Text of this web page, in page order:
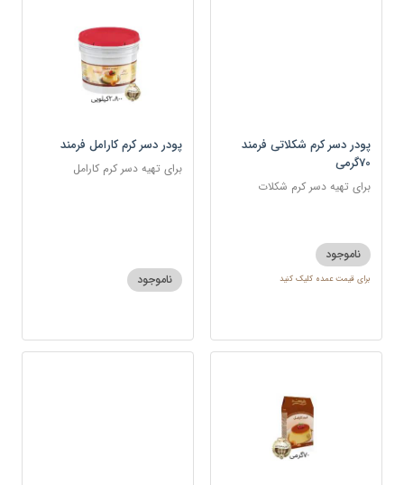
پودر دسر کرم شکلاتی فرمند
70گرمی
برای تهیه دسر کرم شکلات
ناموجود
برای قیمت عمده کلیک کنید
پودر دسر کرم کارامل فرمند
برای تهیه دسر کرم کارامل
ناموجود